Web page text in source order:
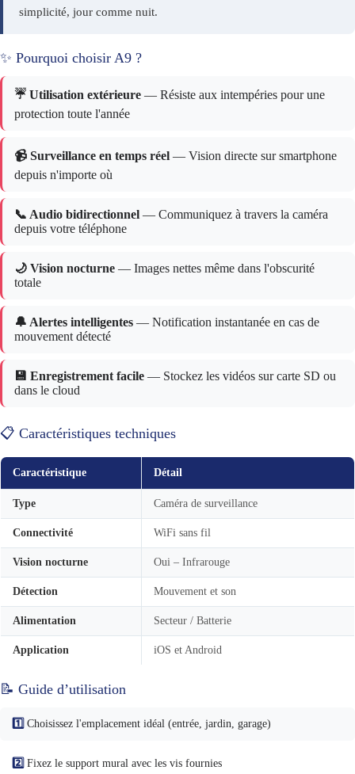
simplicité, jour comme nuit.
✨ Pourquoi choisir A9 ?
☔ Utilisation extérieure — Résiste aux intempéries pour une
protection toute l'année
📹 Surveillance en temps réel — Vision directe sur smartphone
depuis n'importe où
📞 Audio bidirectionnel — Communiquez à travers la caméra
depuis votre téléphone
🌙 Vision nocturne — Images nettes même dans l'obscurité
totale
🔔 Alertes intelligentes — Notification instantanée en cas de
mouvement détecté
💾 Enregistrement facile — Stockez les vidéos sur carte SD ou
dans le cloud
📋 Caractéristiques techniques
Caractéristique Détail
Type Caméra de surveillance
Connectivité WiFi sans fil
Vision nocturne Oui – Infrarouge
Détection Mouvement et son
Alimentation Secteur / Batterie
Application iOS et Android
📝 Guide d’utilisation
1️⃣ Choisissez l'emplacement idéal (entrée, jardin, garage)
2️⃣ Fixez le support mural avec les vis fournies